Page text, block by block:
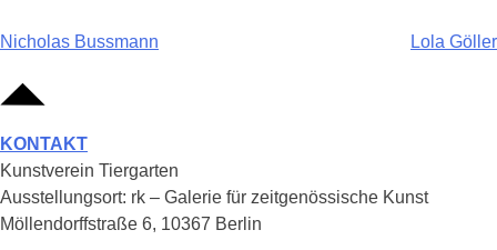
Beitragsnavigation
Nicholas Bussmann Lola Göller
KONTAKT
Kunstverein Tiergarten
Ausstellungsort: rk – Galerie für zeitgenössische Kunst
Möllendorffstraße 6, 10367 Berlin